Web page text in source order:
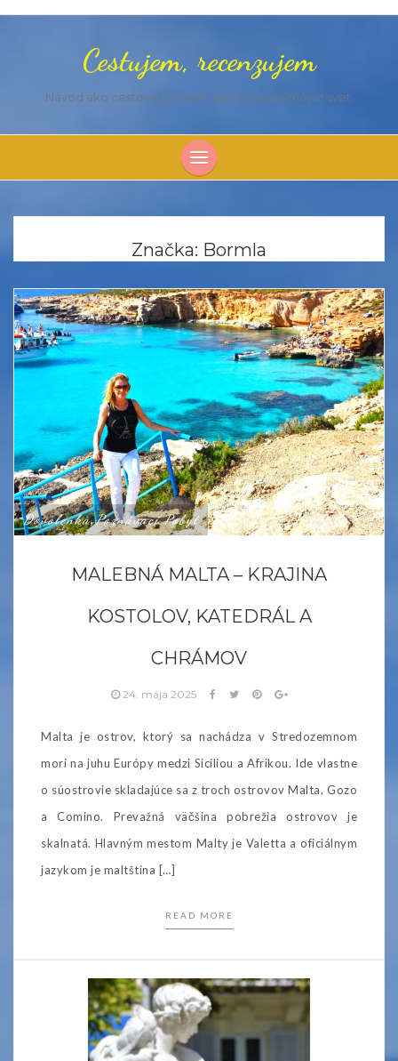
Cestujem, recenzujem
Návod ako cestovať za málo peňazí a spoznávať svet.
Značka: Bormla
Dovolenka,Poznávací Pobyt
MALEBNÁ MALTA – KRAJINA
KOSTOLOV, KATEDRÁL A
CHRÁMOV
24. mája 2025
Malta je ostrov, ktorý sa nachádza v Stredozemnom
mori na juhu Európy medzi Sicíliou a Afrikou. Ide vlastne
o súostrovie skladajúce sa z troch ostrovov Malta, Gozo
a Comino. Prevažná väčšina pobrežia ostrovov je
skalnatá. Hlavným mestom Malty je Valetta a oficiálnym
jazykom je maltština […]
READ MORE